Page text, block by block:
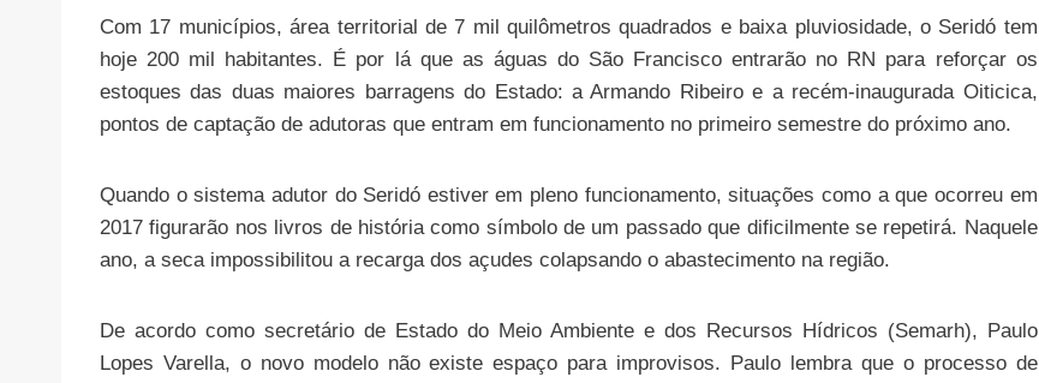
Com 17 municípios, área territorial de 7 mil quilômetros quadrados e baixa pluviosidade, o Seridó tem
hoje 200 mil habitantes. É por lá que as águas do São Francisco entrarão no RN para reforçar os
estoques das duas maiores barragens do Estado: a Armando Ribeiro e a recém-inaugurada Oiticica,
pontos de captação de adutoras que entram em funcionamento no primeiro semestre do próximo ano.
Quando o sistema adutor do Seridó estiver em pleno funcionamento, situações como a que ocorreu em
2017 figurarão nos livros de história como símbolo de um passado que dificilmente se repetirá. Naquele
ano, a seca impossibilitou a recarga dos açudes colapsando o abastecimento na região.
De acordo como secretário de Estado do Meio Ambiente e dos Recursos Hídricos (Semarh), Paulo
Lopes Varella, o novo modelo não existe espaço para improvisos. Paulo lembra que o processo de